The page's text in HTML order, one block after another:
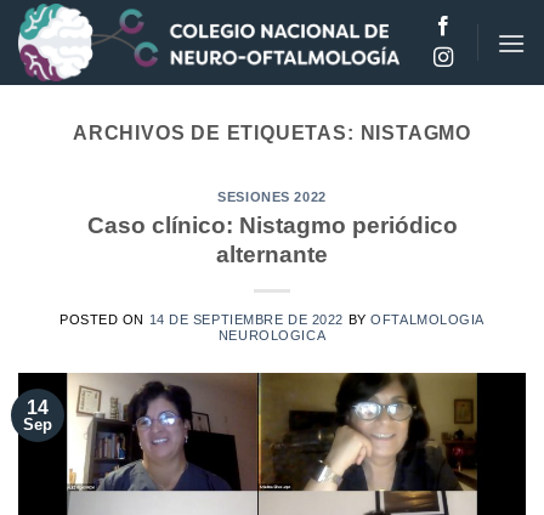
Saltar
contenido
ARCHIVOS DE ETIQUETAS: NISTAGMO
SESIONES 2022
Caso clínico: Nistagmo periódico
alternante
POSTED ON 14 DE SEPTIEMBRE DE 2022 BYOFTALMOLOGIA
NEUROLOGICA
14
Sep